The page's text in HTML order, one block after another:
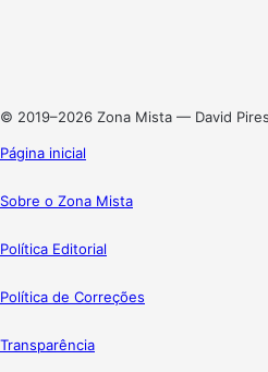
© 2019–2026 Zona Mista — David
Página inicial
Sobre o Zona Mista
Política Editorial
Política de Correções
Transparência